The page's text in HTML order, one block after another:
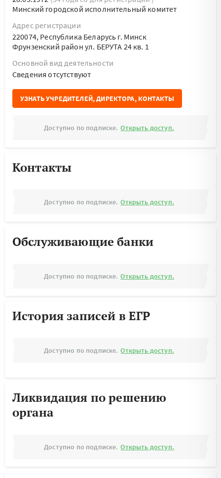
Минский городской исполнительный комитет
Адрес регистрации
220074, Республика Беларусь г. Минск
Фрунзенский район ул. БЕРУТА 24 кв. 1
Основной вид деятельности
Cведения отсутствуют
УЗНАТЬ УЧРЕДИТЕЛЕЙ, ДИРЕКТОРА, КОНТАКТЫ
Доступно по подписке. Открыть доступ.
Контакты
Доступно по подписке. Открыть доступ.
Обслуживающие банки
Доступно по подписке. Открыть доступ.
История записей в ЕГР
Доступно по подписке. Открыть доступ.
Ликвидация по решению
органа
Доступно по подписке. Открыть доступ.